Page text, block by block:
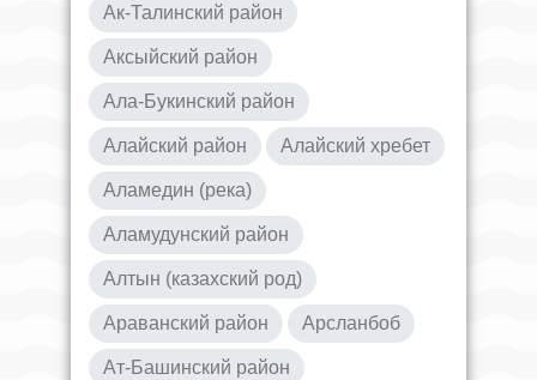
Ак-Талинский район
Аксыйский район
Ала-Букинский район
Алайский район Алайский хребет
Аламедин (река)
Аламудунский район
Алтын (казахский род)
Араванский район Арсланбоб
Ат-Башинский район